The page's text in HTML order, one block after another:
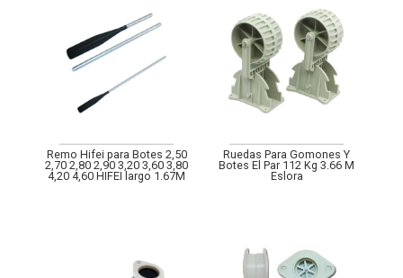
Remo Hifei para Botes 2,50
2,70 2,80 2,90 3,20 3,60 3,80
4,20 4,60 HIFEI largo 1.67M
Ruedas Para Gomones Y
Botes El Par 112 Kg 3.66 M
Eslora